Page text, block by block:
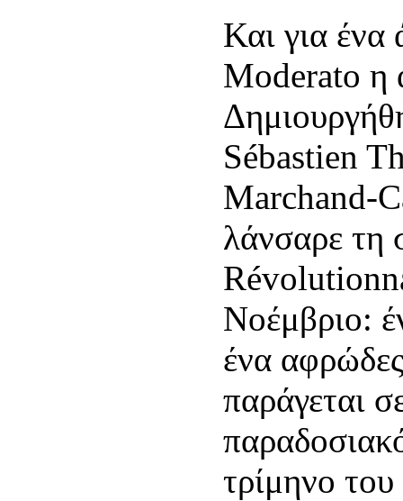
Και για ένα
Moderato η
Sébastien
Marchand-
λάνσαρε τη
Νοέμβριο:
ένα
παράγεται
τρίμηνο